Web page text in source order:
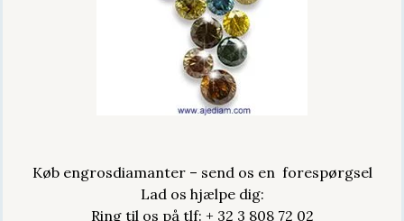
Køb engrosdiamanter – send os en forespørgsel
Lad os hjælpe dig:
Ring til os på tlf: + 32 3 808 72 02